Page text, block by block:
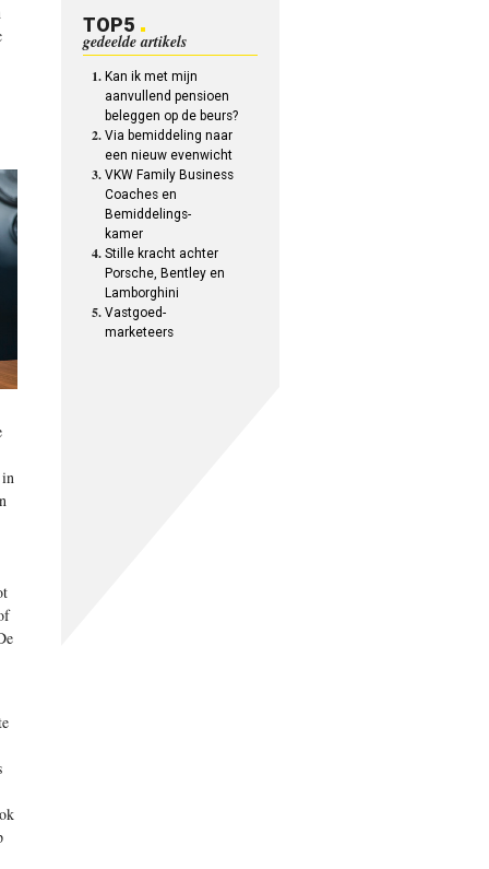
TOP5
gedeelde artikels
Kan ik met mijn
aanvullend pensioen
beleggen op de beurs?
Via bemiddeling naar
een nieuw evenwicht
VKW Family Business
Coaches en
Bemiddelings-
kamer
Stille kracht achter
Porsche, Bentley en
Lamborghini
Vastgoed-
marketeers